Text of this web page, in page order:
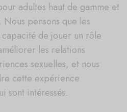
adultes haut de gamme et
pensons que les
de jouer un rôle
les relations
sexuelles, et nous
cette expérience
sont intéressés.